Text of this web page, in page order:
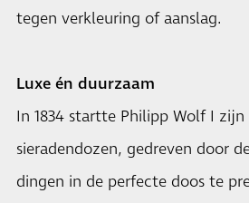
tegen verkleuring of aanslag.
Luxe én duurzaam
In 1834 startte Philipp Wolf I
sieradendozen, gedreven door
dingen in de perfecte doos te